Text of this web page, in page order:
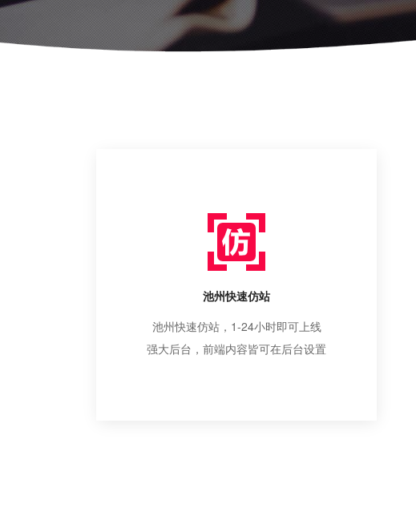
池州快速仿站
池州快速仿站，1-24小时即可上线
强大后台，前端内容皆可在后台设置